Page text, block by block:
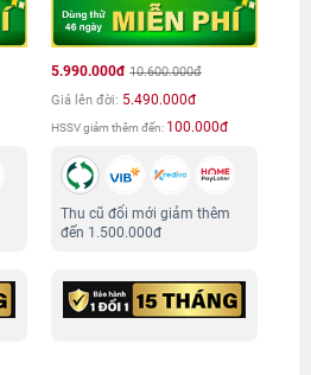
5.990.000đ 10.600.000đ
Giá lên đời: 5.490.000đ
HSSV giảm thêm đến: 100.000đ
Thu cũ đổi mới giảm thêm
đến 1.500.000đ